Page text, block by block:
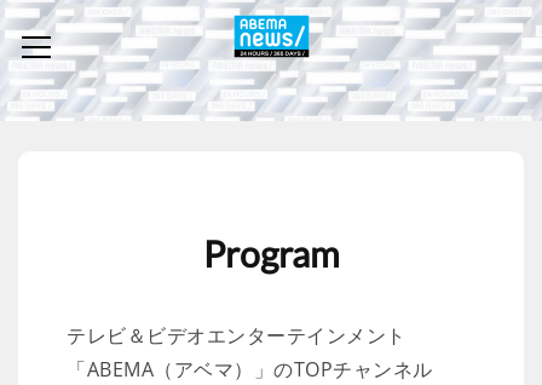
Program
テレビ＆ビデオエンターテインメント
「ABEMA（アベマ）」のTOPチャンネル